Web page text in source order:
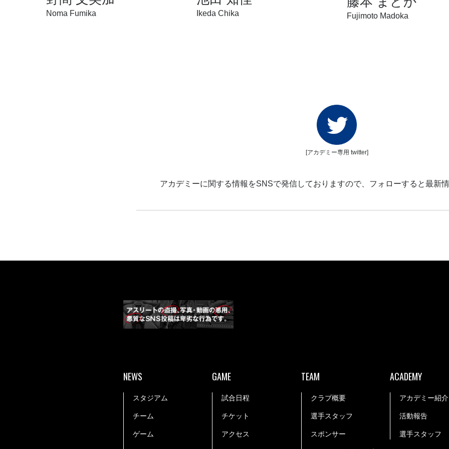
Noma Fumika Ikeda Chika Fujimoto Madoka
[アカデミー専用 twitter]
アカデミーに関する情報をSNSで発信しておりますので、フォローすると最新情
NEWS
スタジアム
チーム
ゲーム
GAME
試合日程
チケット
アクセス
TEAM
クラブ概要
選手スタッフ
スポンサー
ACADEMY
アカデミー紹介
活動報告
選手スタッフ